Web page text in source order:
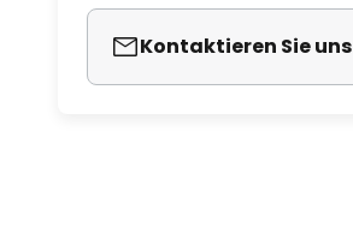
Kontaktieren Sie uns